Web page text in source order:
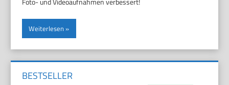
Weiterlesen
BESTSELLER